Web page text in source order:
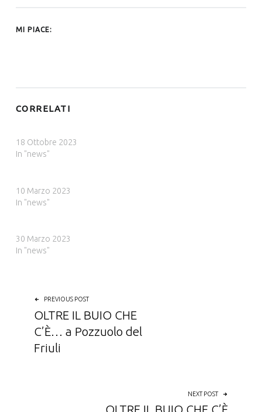
MI PIACE:
CORRELATI
18 Ottobre 2023
In "news"
10 Marzo 2023
In "news"
30 Marzo 2023
In "news"
PREVIOUS POST
OLTRE IL BUIO CHE
C’È… a Pozzuolo del
Friuli
NEXT POST